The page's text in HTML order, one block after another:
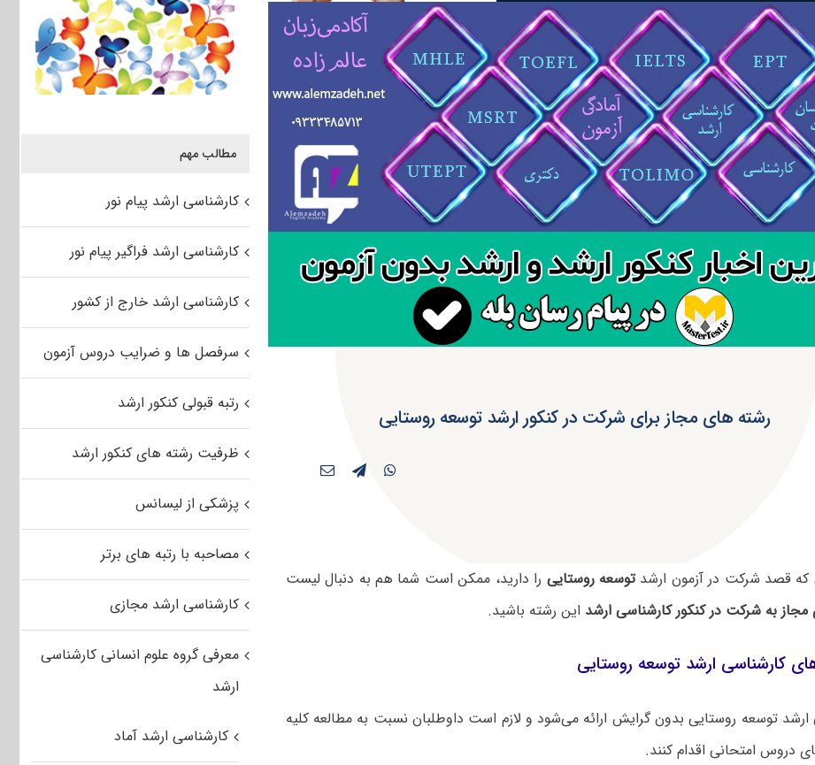
رشته های مجاز برای شرکت در کنکور ارشد توسعه روستایی
که قصد شرکت در آزمون ارشدتوسعه روستایی را دارید، ممکن است شما هم به دنبال لیست
به شرکت در کنکور کارشناسی ارشد این رشته باشید.
کارشناسی ارشد توسعه روستایی
ارشد توسعه روستایی بدون گرایش ارائه می‌شود و لازم است داوطلبان نسبت به مطالعه کلیه
دروس امتحانی اقدام کنند.
مطالب مهم
کارشناسی ارشد پیام نور
کارشناسی ارشد فراگیر پیام نور
کارشناسی ارشد خارج از کشور
سرفصل ها و ضرایب دروس آزمون
رتبه قبولی کنکور ارشد
ظرفیت رشته های کنکور ارشد
پزشکی از لیسانس
مصاحبه با رتبه های برتر
کارشناسی ارشد مجازی
معرفی گروه علوم انسانی کارشناسی
ارشد
کارشناسی ارشد آماد